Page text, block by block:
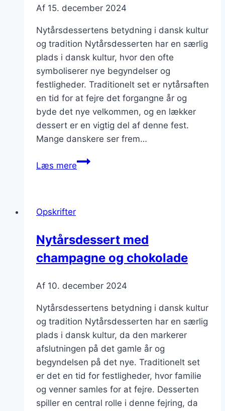
Af 15. december 2024
Nytårsdessertens betydning i dansk kultur
og tradition Nytårsdesserten har en særlig
plads i dansk kultur, hvor den ofte
symboliserer nye begyndelser og
festligheder. Traditionelt set er nytårsaften
en tid for at fejre det forgangne år og
byde det nye velkommen, og en lækker
dessert er en vigtig del af denne fest.
Mange danskere ser frem…
Læs mereNytårsdessert
Opskrifter
Nytårsdessert med
champagne og chokolade
Af 10. december 2024
Nytårsdessertens betydning i dansk kultur
og tradition Nytårsdesserten har en særlig
plads i dansk kultur, da den markerer
afslutningen på det gamle år og
begyndelsen på det nye. Traditionelt set
er det en tid for festligheder, hvor familie
og venner samles for at fejre. Desserten
spiller en central rolle i denne fejring, da